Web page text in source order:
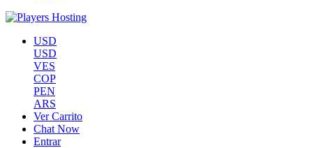
USD
USD
VES
COP
PEN
ARS
Ver Carrito
Chat Now
Entrar